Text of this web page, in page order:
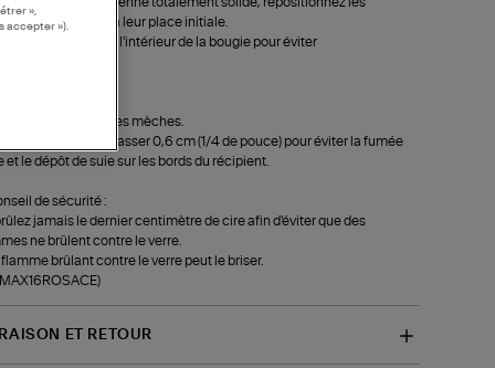
verticalement à leur place initiale.
régulièrement l'intérieur de la bougie pour éviter
régulièrement les mèches.
ne doivent pas dépasser 0,6 cm (1/4 de pouce) pour éviter la fumée
et le dépôt de suie sur les bords du récipient.
de sécurité :
jamais le dernier centimètre de cire afin d'éviter que des
ne brûlent contre le verre.
flamme brûlant contre le verre peut le briser.
ET RETOUR
»,
accepter »).